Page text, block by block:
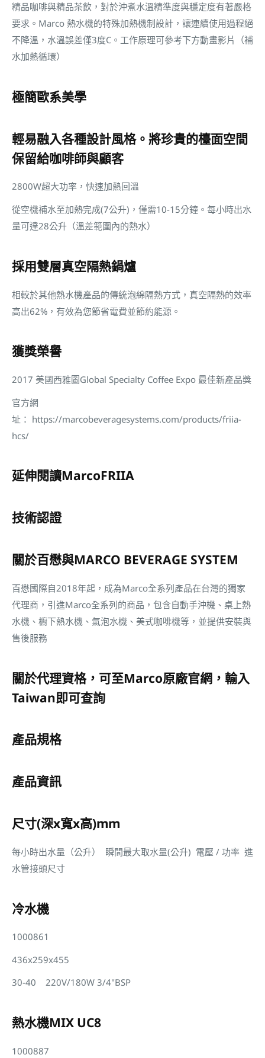
精品咖啡與精品茶飲，對於沖煮水溫精準度與穩定度有著嚴格
要求。Marco 熱水機的特殊加熱機制設計，讓連續使用過程絕
不降溫，水溫誤差僅3度C。工作原理可參考下方動畫影片（補
水加熱循環）
極簡歐系美學
輕易融入各種設計風格。將珍貴的檯面空間
保留給咖啡師與顧客
2800W超大功率，快速加熱回溫
從空機補水至加熱完成(7公升)，僅需10-15分鐘。每小時出水
量可達28公升（溫差範圍內的熱水）
採用雙層真空隔熱鍋爐
相較於其他熱水機產品的傳統泡綿隔熱方式，真空隔熱的效率
高出62%，有效為您節省電費並節約能源。
獲獎榮譽
2017 美國西雅圖Global Specialty Coffee Expo 最佳新產品獎
官方網
址： https://marcobeveragesystems.com/products/friia-
hcs/
延伸閱讀MarcoFRIIA
技術認證
關於百懋與MARCO BEVERAGE SYSTEM
百懋國際自2018年起，成為Marco全系列產品在台灣的獨家
代理商，引進Marco全系列的商品，包含自動手沖機、桌上熱
水機、櫥下熱水機、氣泡水機、美式咖啡機等，並提供安裝與
售後服務
關於代理資格，可至Marco原廠官網，輸入
Taiwan即可查詢
產品規格
產品資訊
尺寸(深x寬x高)mm
每小時出水量（公升） 瞬間最大取水量(公升) 電壓 / 功率 進
水管接頭尺寸
冷水機
1000861
436x259x455
30-40 220V/180W 3/4"BSP
熱水機MIX UC8
1000887